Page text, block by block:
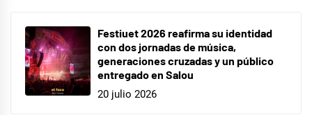
Festiuet 2026 reafirma su identidad
con dos jornadas de música,
generaciones cruzadas y un público
entregado en Salou
20 julio 2026